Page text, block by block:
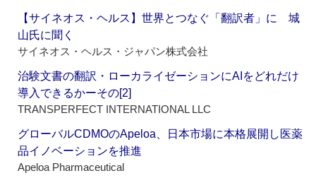
【サイネオス・ヘルス】世界とつなぐ「翻訳者」に 城
山氏に聞く
サイネオス・ヘルス・ジャパン株式会社
治験文書の翻訳・ローカライゼーションにAIをどれだけ
導入できるかーその[2]
TRANSPERFECT INTERNATIONAL LLC
グローバルCDMOのApeloa、日本市場に本格展開し医薬
品イノベーションを推進
Apeloa Pharmaceutical